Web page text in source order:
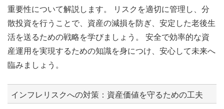
重要性について解説します。 リスクを適切に管理し、分
散投資を行うことで、資産の減損を防ぎ、安定した老後生
活を送るための戦略を学びましょう。 安全で効率的な資
産運用を実現するための知識を身につけ、安心して未来へ
臨みましょう。
インフレリスクへの対策：資産価値を守るための工夫